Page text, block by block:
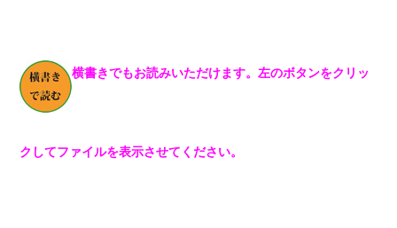
横書きでもお読みいただけます。左のボタンをクリッ
クしてファイルを表示させてください。